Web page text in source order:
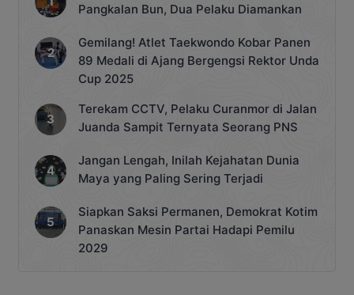
Pangkalan Bun, Dua Pelaku Diamankan
Gemilang! Atlet Taekwondo Kobar Panen
89 Medali di Ajang Bergengsi Rektor Unda
Cup 2025
Terekam CCTV, Pelaku Curanmor di Jalan
Juanda Sampit Ternyata Seorang PNS
Jangan Lengah, Inilah Kejahatan Dunia
Maya yang Paling Sering Terjadi
Siapkan Saksi Permanen, Demokrat Kotim
Panaskan Mesin Partai Hadapi Pemilu
2029